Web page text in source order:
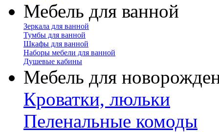
Мебель для ванной
Зеркала для ванной
Тумбы для ванной
Шкафы для ванной
Наборы мебели для ванной
Душевые кабины
Мебель для
Кроватки, люльки
Пеленальные комоды